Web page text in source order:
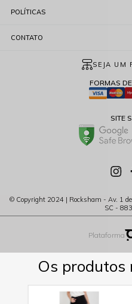
POLÍTICAS
CONTATO
FORMAS
SITE
SEJA UM
© Copyright 2024 | Rocksham - Av. 1
SC -
Plataforma